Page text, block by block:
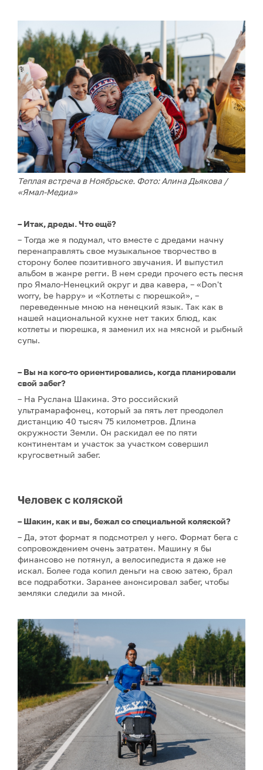
Теплая встреча в Ноябрьске. Фото: Алина Дьякова /
«Ямал-Медиа»
– Итак, дреды. Что ещё?
– Тогда же я подумал, что вместе с дредами начну
перенаправлять свое музыкальное творчество в
сторону более позитивного звучания. И выпустил
альбом в жанре регги. В нем среди прочего есть песня
про Ямало-Ненецкий округ и два кавера, – «Don't
worry, be happy» и «Котлеты с пюрешкой», –
переведенные мною на ненецкий язык. Так как в
нашей национальной кухне нет таких блюд, как
котлеты и пюрешка, я заменил их на мясной и рыбный
супы.
– Вы на кого-то ориентировались, когда планировали
свой забег?
– На Руслана Шакина. Это российский
ультрамарафонец, который за пять лет преодолел
дистанцию 40 тысяч 75 километров. Длина
окружности Земли. Он раскидал ее по пяти
континентам и участок за участком совершил
кругосветный забег.
Человек с коляской
– Шакин, как и вы, бежал со специальной коляской?
– Да, этот формат я подсмотрел у него. Формат бега с
сопровождением очень затратен. Машину я бы
финансово не потянул, а велосипедиста я даже не
искал. Более года копил деньги на свою затею, брал
все подработки. Заранее анонсировал забег, чтобы
земляки следили за мной.